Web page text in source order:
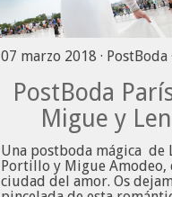
07 marzo 2018 · PostBoda
PostBoda
Migue y
Una postboda mágica de
Portillo y Migue Amodeo,
ciudad del amor. Os